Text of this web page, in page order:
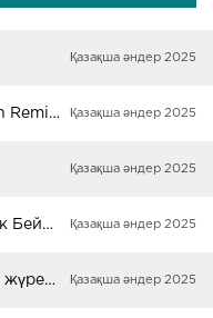
Қазақша әндер 2025
Ziruza - Songy Nukte (Nurkun Remix) Қазақша әндер 2025
Қазақша әндер 2025
Ернар Айдар -Тулайды жүрек БейнеМәтін Қазақша әндер 2025
Айдар Хиттенов - Қинамашы жүректі (cover) Қазақша әндер 2025